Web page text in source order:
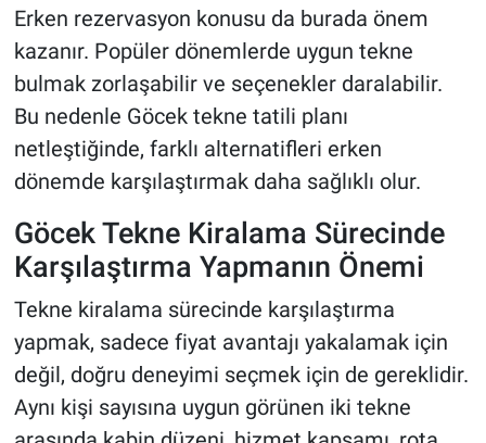
Erken rezervasyon konusu da burada önem
kazanır. Popüler dönemlerde uygun tekne
bulmak zorlaşabilir ve seçenekler daralabilir.
Bu nedenle Göcek tekne tatili planı
netleştiğinde, farklı alternatifleri erken
dönemde karşılaştırmak daha sağlıklı olur.
Göcek Tekne Kiralama Sürecinde
Karşılaştırma Yapmanın Önemi
Tekne kiralama sürecinde karşılaştırma
yapmak, sadece fiyat avantajı yakalamak için
değil, doğru deneyimi seçmek için de gereklidir.
Aynı kişi sayısına uygun görünen iki tekne